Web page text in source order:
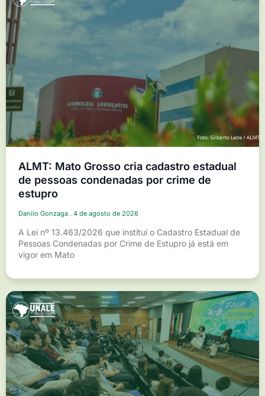
ALMT: Mato Grosso cria cadastro estadual
de pessoas condenadas por crime de
estupro
Danilo Gonzaga 4 de agosto de 2026
A Lei nº 13.463/2026 que institui o Cadastro Estadual de
Pessoas Condenadas por Crime de Estupro já está em
vigor em Mato